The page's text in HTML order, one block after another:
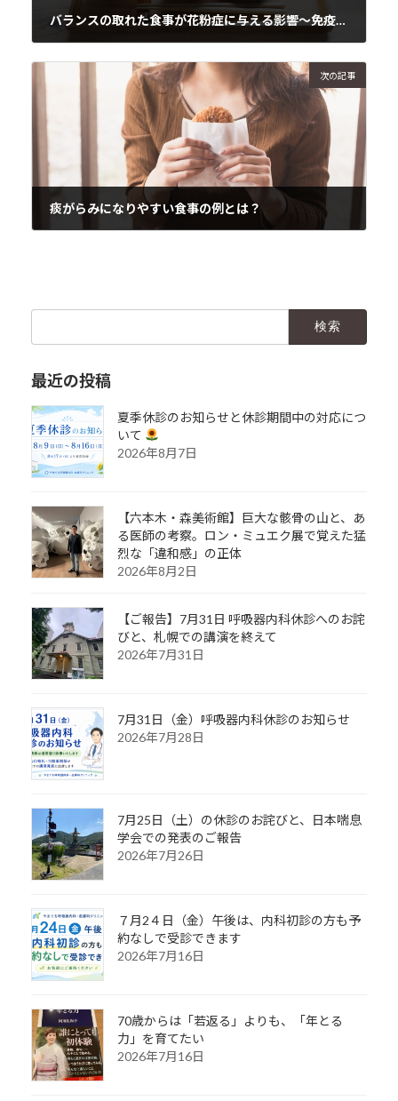
バランスの取れた食事が花粉症に与える影響～免疫システムを強化し、症状を和らげる～
次の記事
痰がらみになりやすい食事の例とは？
最近の投稿
夏季休診のお知らせと休診期間中の対応につ
いて
2026年8月7日
【六本木・森美術館】巨大な骸骨の山と、あ
る医師の考察。ロン・ミュエク展で覚えた猛
烈な「違和感」の正体
2026年8月2日
【ご報告】7月31日 呼吸器内科休診へのお詫
びと、札幌での講演を終えて
2026年7月31日
7月31日（金）呼吸器内科休診のお知らせ
2026年7月28日
7月25日（土）の休診のお詫びと、日本喘息
学会での発表のご報告
2026年7月26日
７月2４日（金）午後は、内科初診の方も予
約なしで受診できます
2026年7月16日
70歳からは「若返る」よりも、「年とる
力」を育てたい
2026年7月16日